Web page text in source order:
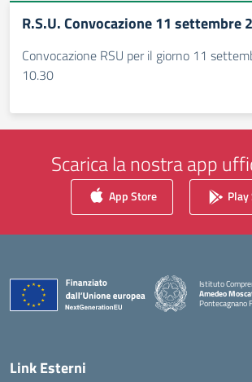
R.S.U. Convocazione 11 settembre
Convocazione RSU per il giorno 11
10.30
Scarica la nostra app
App Store
Istituto
Amedeo
Pontecagnano
— Visita la
Link Esterni